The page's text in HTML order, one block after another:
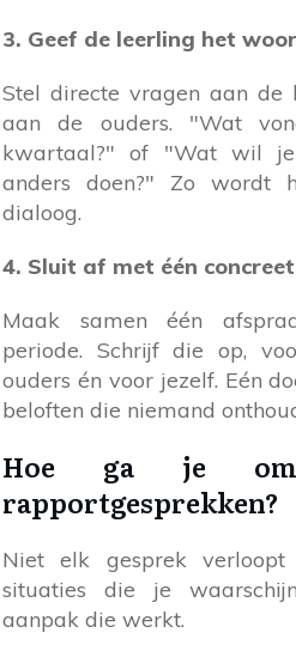
3. Geef de leerling het
Stel directe vragen aan de
aan de ouders. "Wat
kwartaal?" of "Wat wil je
anders doen?" Zo wordt
dialoog.
4. Sluit af met één
Maak samen één
periode. Schrijf die op,
ouders én voor jezelf. Eén
beloften die niemand
Hoe ga je
rapportgesprekken?
Niet elk gesprek
situaties die je
aanpak die werkt.